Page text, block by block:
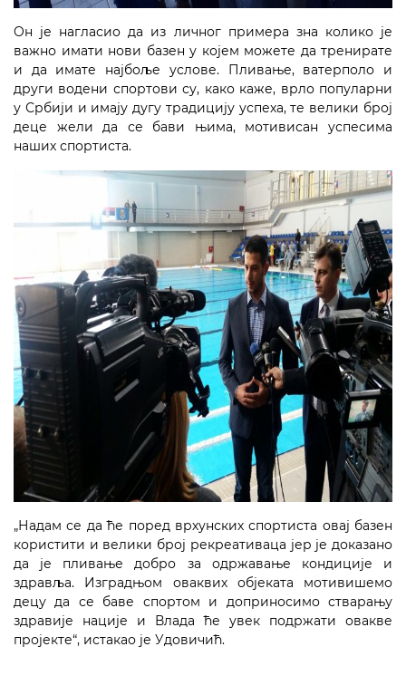
Oн је нагласио да из личног примера зна колико је
важно имати нови базен у којем можете да тренирате
и да имате најбоље услове.
Пливање, ватерполо и
други водени спортови су, како каже, врло популарни
у Србији и имају дугу традицију успеха, те велики број
деце жели да се бави њима, мотивисан успесима
наших спортиста.
„Надам се да ће поред врхунских спортиста овај базен
користити и велики број рекреативаца јер је доказано
да је пливање добро за одржавање кондиције и
здравља. Изградњом оваквих објеката мотивишемо
децу да се баве спортом и доприносимо стварању
здравије нације и Влада ће увек подржати овакве
пројекте“, истакао је Удовичић.